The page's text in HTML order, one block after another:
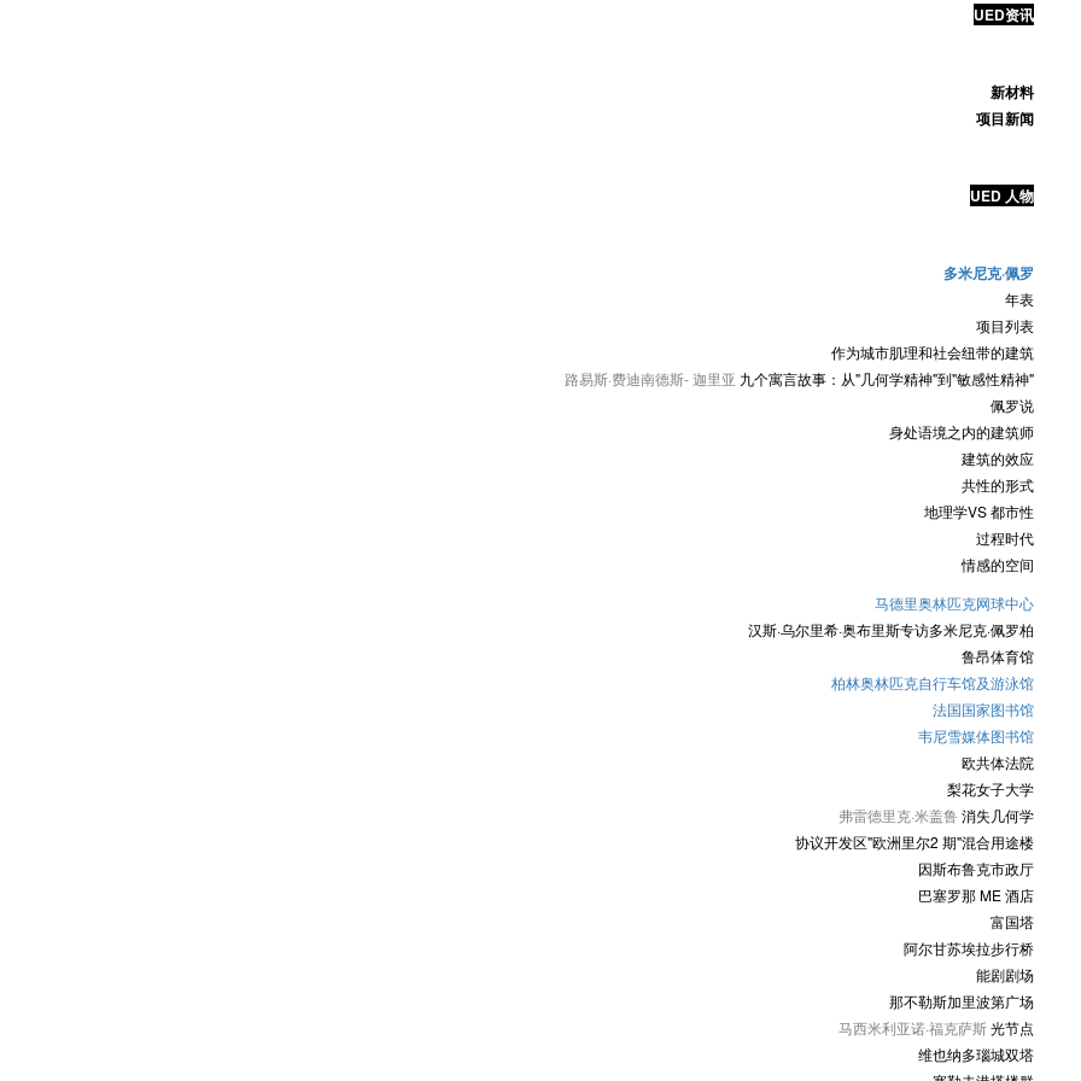
UED资讯
新材料
项目新闻
UED 人物
多米尼克·佩罗
年表
项目列表
作为城市肌理和社会纽带的建筑
路易斯·费迪南德斯- 迦里亚 九个寓言故事：从"几何学精神"到"敏感性精神"
佩罗说
身处语境之内的建筑师
建筑的效应
共性的形式
地理学VS 都市性
过程时代
情感的空间
马德里奥林匹克网球中心
汉斯·乌尔里希·奥布里斯专访多米尼克·佩罗柏
鲁昂体育馆
柏林奥林匹克自行车馆及游泳馆
法国国家图书馆
韦尼雪媒体图书馆
欧共体法院
梨花女子大学
弗雷德里克·米盖鲁消失几何学
协议开发区"欧洲里尔2 期"混合用途楼
因斯布鲁克市政厅
巴塞罗那 ME 酒店
富国塔
阿尔甘苏埃拉步行桥
能剧剧场
那不勒斯加里波第广场
马西米利亚诺·福克萨斯光节点
维也纳多瑙城双塔